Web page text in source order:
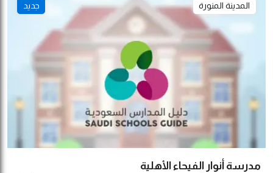
المدينة المنورة جديد
مدرسة أنوار الفيحاء الأهلية